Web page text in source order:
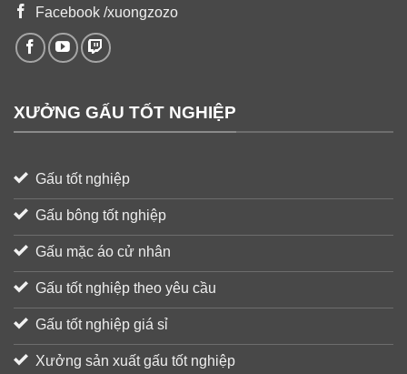
Facebook /xuongzozo
XƯỞNG GẤU TỐT NGHIỆP
Gấu tốt nghiệp
Gấu bông tốt nghiệp
Gấu mặc áo cử nhân
Gấu tốt nghiệp theo yêu cầu
Gấu tốt nghiệp giá sỉ
Xưởng sản xuất gấu tốt nghiệp